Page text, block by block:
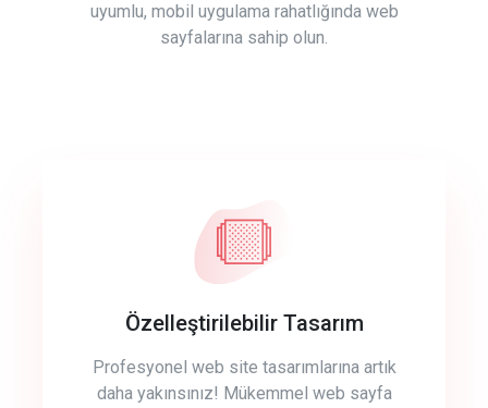
uyumlu, mobil uygulama rahatlığında web
sayfalarına sahip olun.
Özelleştirilebilir Tasarım
Profesyonel web site tasarımlarına artık
daha yakınsınız! Mükemmel web sayfa